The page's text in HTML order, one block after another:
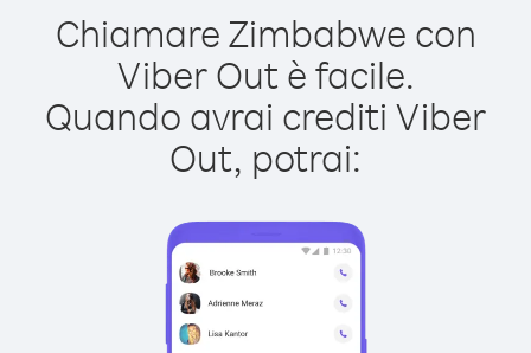
Chiamare Zimbabwe con
Viber Out è facile.
Quando avrai crediti Viber
Out, potrai: